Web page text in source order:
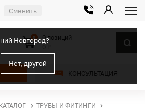
Сменить
Новгород?
Нет, другой
КОНСУЛЬТАЦИЯ
0
0 позиций
ТРУБЫ И ФИТИНГИ